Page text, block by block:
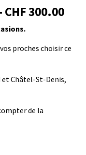
300.00
proches choisir ce
et Châtel-St-Denis,
de la